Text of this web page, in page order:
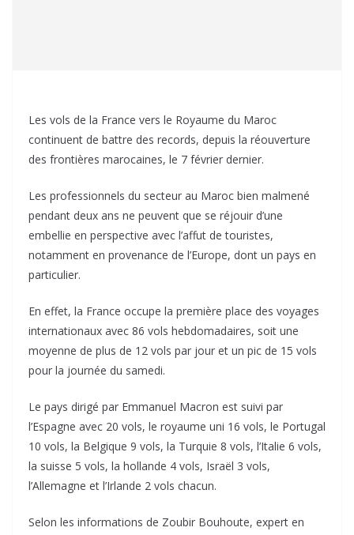
Les vols de la France vers le Royaume du Maroc
continuent de battre des records, depuis la réouverture
des frontières marocaines, le 7 février dernier.
Les professionnels du secteur au Maroc bien malmené
pendant deux ans ne peuvent que se réjouir d’une
embellie en perspective avec l’affut de touristes,
notamment en provenance de l’Europe, dont un pays en
particulier.
En effet, la France occupe la première place des voyages
internationaux avec 86 vols hebdomadaires, soit une
moyenne de plus de 12 vols par jour et un pic de 15 vols
pour la journée du samedi.
Le pays dirigé par Emmanuel Macron est suivi par
l’Espagne avec 20 vols, le royaume uni 16 vols, le Portugal
10 vols, la Belgique 9 vols, la Turquie 8 vols, l’Italie 6 vols,
la suisse 5 vols, la hollande 4 vols, Israël 3 vols,
l’Allemagne et l’Irlande 2 vols chacun.
Selon les informations de Zoubir Bouhoute, expert en